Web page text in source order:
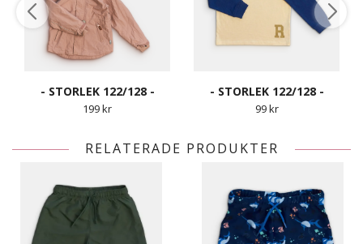
- STORLEK 122/128 -
199 kr
- STORLEK 122/128 -
99 kr
RELATERADE PRODUKTER